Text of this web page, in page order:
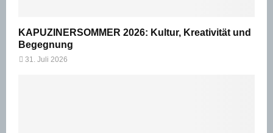
KAPUZINERSOMMER 2026: Kultur, Kreativität und
Begegnung
31. Juli 2026